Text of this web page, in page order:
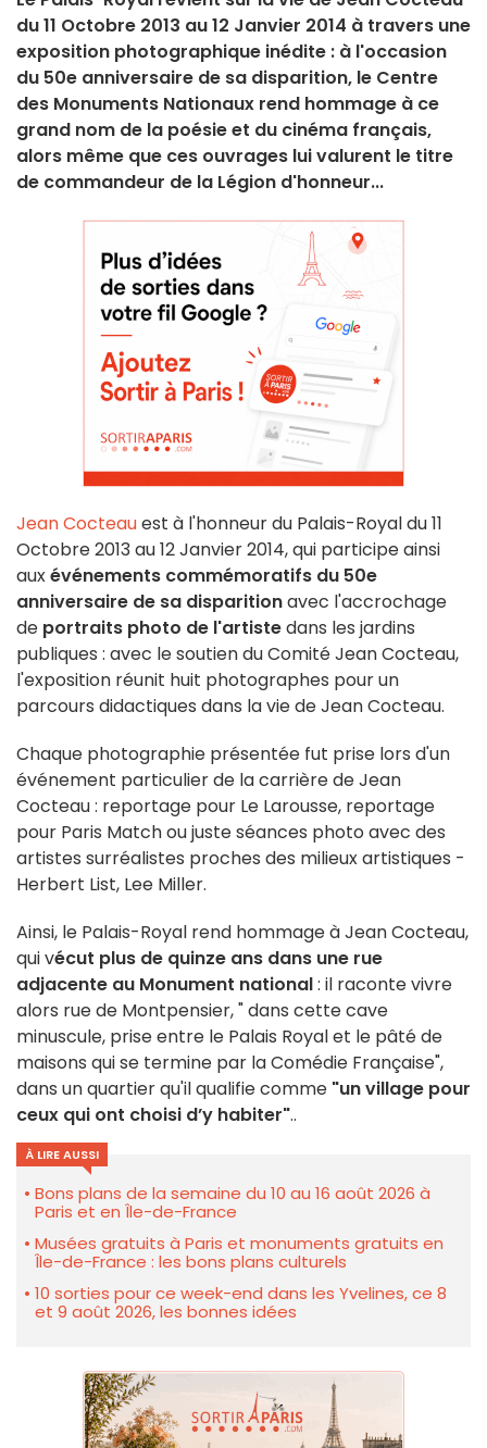
du 11 Octobre 2013 au 12 Janvier 2014 à travers une
exposition photographique inédite : à l'occasion
du 50e anniversaire de sa disparition, le Centre
des Monuments Nationaux rend hommage à ce
grand nom de la poésie et du cinéma français,
alors même que ces ouvrages lui valurent le titre
de commandeur de la Légion d'honneur...
Jean Cocteauest à l'honneur du Palais-Royal du 11
Octobre 2013 au 12 Janvier 2014, qui participe ainsi
auxévénements commémoratifs du 50e
anniversaire de sa disparitionavec l'accrochage
de portraits photo de l'artistedans les jardins
publiques : avec le soutien du Comité Jean Cocteau,
l'exposition réunit huit photographes pour un
parcours didactiques dans la vie de Jean Cocteau.
Chaque photographie présentée fut prise lors d'un
événement particulier de la carrière de Jean
Cocteau : reportage pour Le Larousse, reportage
pour Paris Match ou juste séances photo avec des
artistes surréalistes proches des milieux artistiques -
Herbert List, Lee Miller.
Ainsi, le Palais-Royal rend hommage à Jean Cocteau,
qui vécut plus de quinze ans dans une rue
adjacente au Monument national: il raconte vivre
alors rue de Montpensier, " dans cette cave
minuscule, prise entre le Palais Royal et le pâté de
maisons qui se termine par la Comédie Française",
dans un quartier qu'il qualifie comme "un village pour
ceux qui ont choisi d’y habiter"..
À LIRE AUSSI
Bons plans de la semaine du 10 au 16 août 2026 à
Paris et en Île-de-France
Musées gratuits à Paris et monuments gratuits en
Île-de-France : les bons plans culturels
10 sorties pour ce week-end dans les Yvelines, ce 8
et 9 août 2026, les bonnes idées